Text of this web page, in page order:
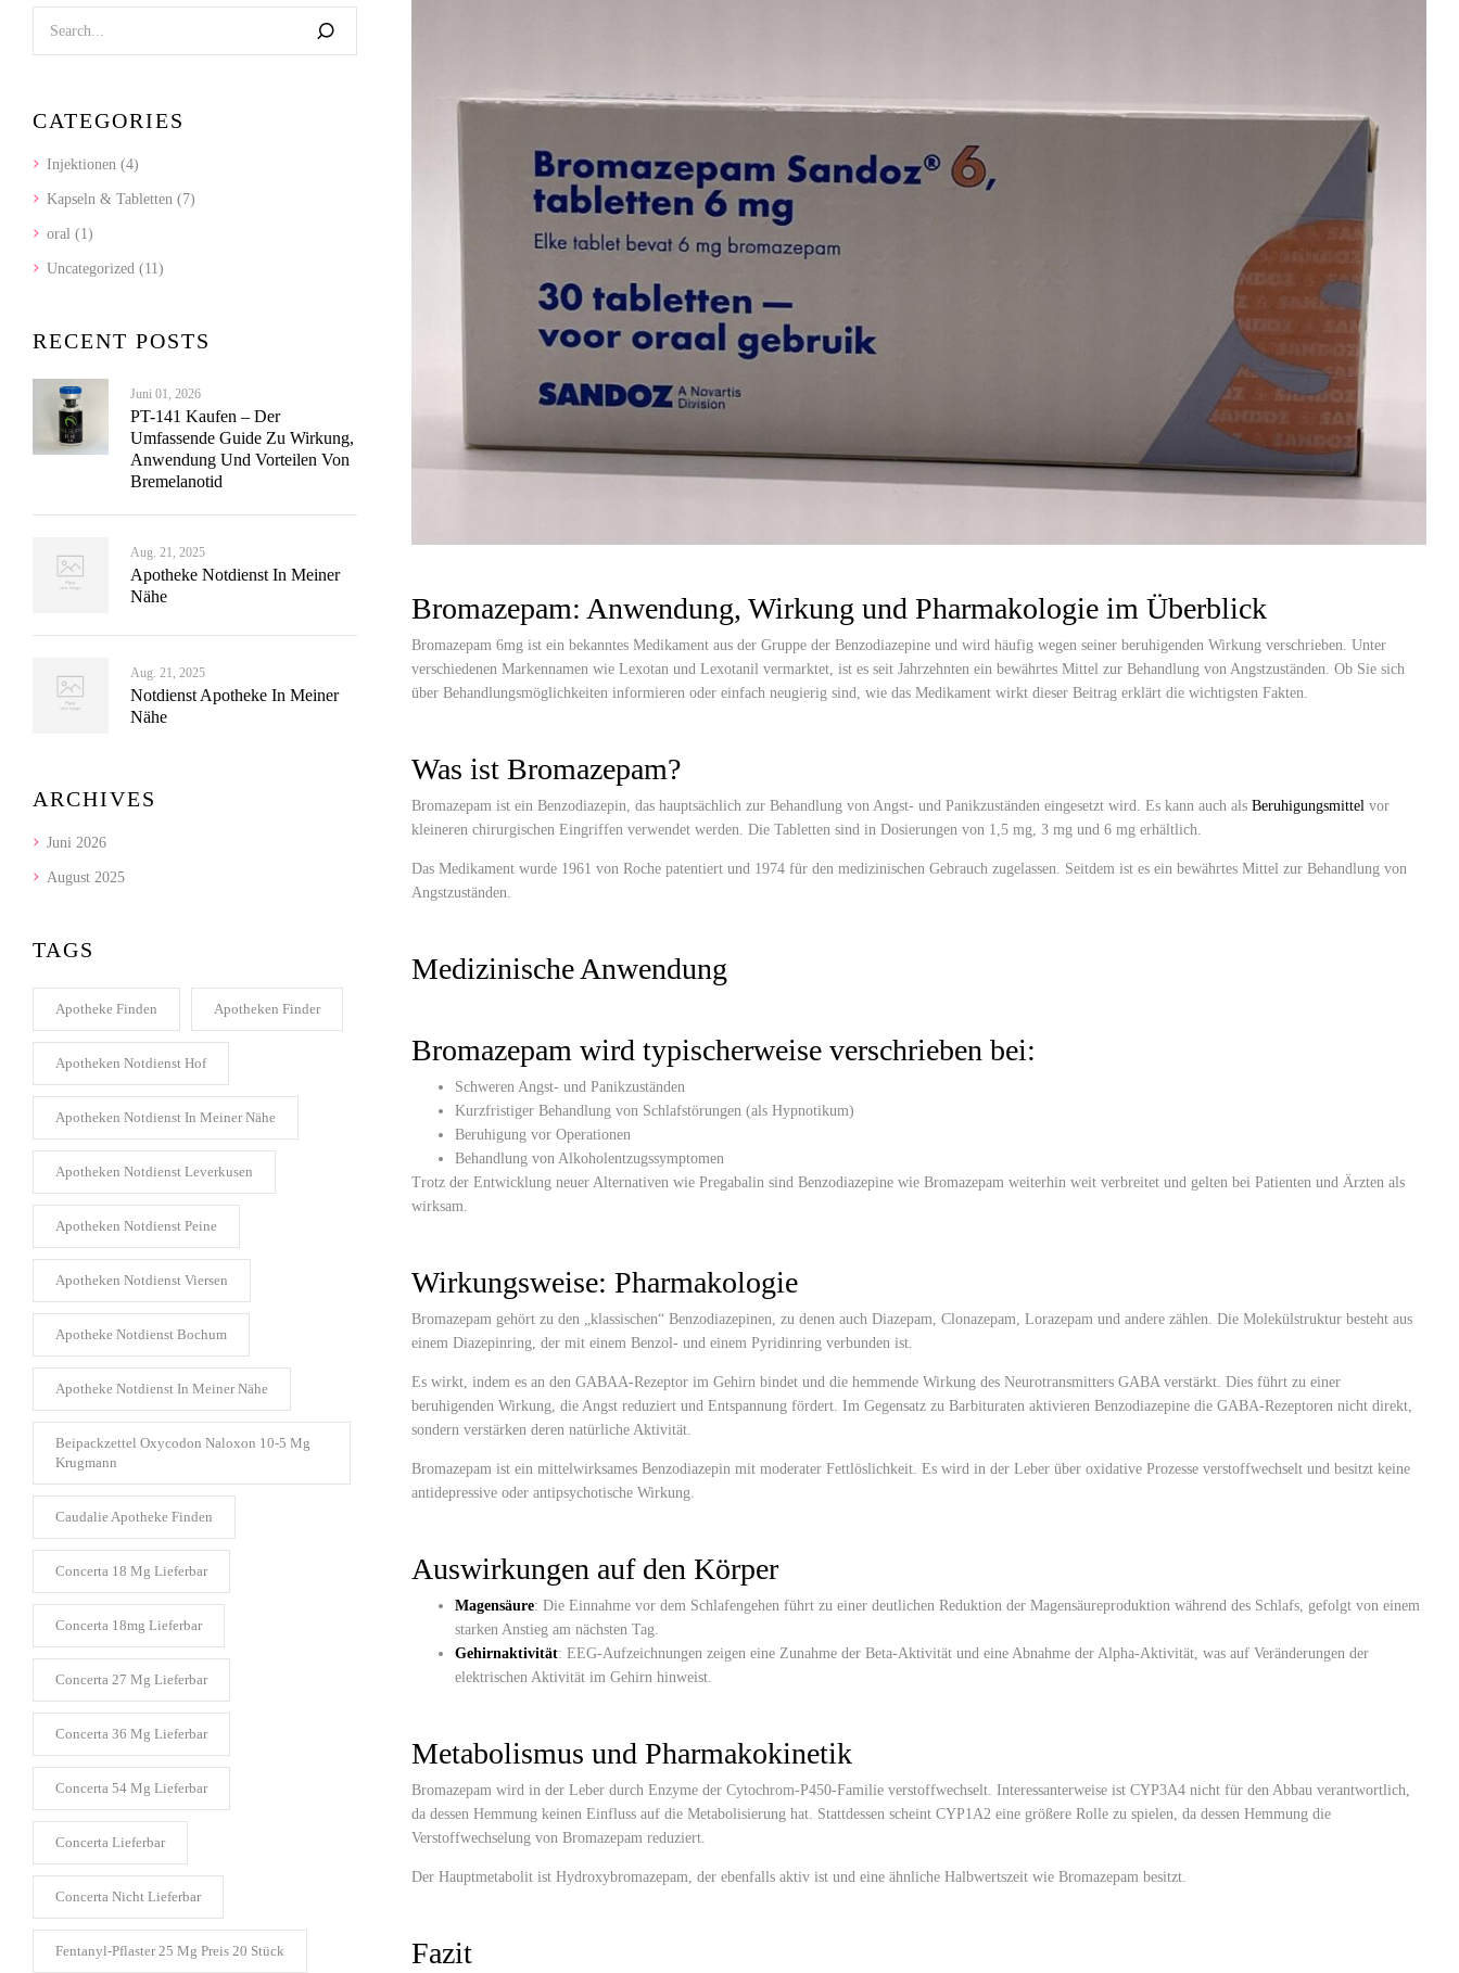
CATEGORIES
Injektionen (4)
Kapseln & Tabletten (7)
oral (1)
Uncategorized (11)
RECENT POSTS
Juni 01, 2026
PT-141 Kaufen – Der
Umfassende Guide Zu Wirkung,
Anwendung Und Vorteilen Von
Bremelanotid
Aug. 21, 2025
Apotheke Notdienst In Meiner
Nähe
Aug. 21, 2025
Notdienst Apotheke In Meiner
Nähe
ARCHIVES
Juni 2026
August 2025
TAGS
Apotheke Finden​ Apotheken Finder​
Apotheken Notdienst Hof​
Apotheken Notdienst In Meiner Nähe​
Apotheken Notdienst Leverkusen​
Apotheken Notdienst Peine​
Apotheken Notdienst Viersen​
Apotheke Notdienst Bochum​
Apotheke Notdienst In Meiner Nähe​
Beipackzettel Oxycodon Naloxon 10-5 Mg
Krugmann​
Caudalie Apotheke Finden​
Concerta 18 Mg Lieferbar​
Concerta 18mg Lieferbar​
Concerta 27 Mg Lieferbar​
Concerta 36 Mg Lieferbar​
Concerta 54 Mg Lieferbar​
Concerta Lieferbar​
Concerta Nicht Lieferbar​
Fentanyl-Pflaster 25 Mg Preis 20 Stück​
Bromazepam: Anwendung, Wirkung und Pharmakologie im Überblick
Bromazepam 6mg ist ein bekanntes Medikament aus der Gruppe der Benzodiazepine und wird häufig wegen seiner beruhigenden Wirkung verschrieben. Unter
verschiedenen Markennamen wie Lexotan und Lexotanil vermarktet, ist es seit Jahrzehnten ein bewährtes Mittel zur Behandlung von Angstzuständen. Ob Sie sich
über Behandlungsmöglichkeiten informieren oder einfach neugierig sind, wie das Medikament wirkt dieser Beitrag erklärt die wichtigsten Fakten.
Was ist Bromazepam?
Bromazepam ist ein Benzodiazepin, das hauptsächlich zur Behandlung von Angst- und Panikzuständen eingesetzt wird. Es kann auch als Beruhigungsmittel vor
kleineren chirurgischen Eingriffen verwendet werden. Die Tabletten sind in Dosierungen von 1,5 mg, 3 mg und 6 mg erhältlich.
Das Medikament wurde 1961 von Roche patentiert und 1974 für den medizinischen Gebrauch zugelassen. Seitdem ist es ein bewährtes Mittel zur Behandlung von
Angstzuständen.
Medizinische Anwendung
Bromazepam wird typischerweise verschrieben bei:
Schweren Angst- und Panikzuständen
Kurzfristiger Behandlung von Schlafstörungen (als Hypnotikum)
Beruhigung vor Operationen
Behandlung von Alkoholentzugssymptomen
Trotz der Entwicklung neuer Alternativen wie Pregabalin sind Benzodiazepine wie Bromazepam weiterhin weit verbreitet und gelten bei Patienten und Ärzten als
wirksam.
Wirkungsweise: Pharmakologie
Bromazepam gehört zu den „klassischen“ Benzodiazepinen, zu denen auch Diazepam, Clonazepam, Lorazepam und andere zählen. Die Molekülstruktur besteht aus
einem Diazepinring, der mit einem Benzol- und einem Pyridinring verbunden ist.
Es wirkt, indem es an den GABAA-Rezeptor im Gehirn bindet und die hemmende Wirkung des Neurotransmitters GABA verstärkt. Dies führt zu einer
beruhigenden Wirkung, die Angst reduziert und Entspannung fördert. Im Gegensatz zu Barbituraten aktivieren Benzodiazepine die GABA-Rezeptoren nicht direkt,
sondern verstärken deren natürliche Aktivität.
Bromazepam ist ein mittelwirksames Benzodiazepin mit moderater Fettlöslichkeit. Es wird in der Leber über oxidative Prozesse verstoffwechselt und besitzt keine
antidepressive oder antipsychotische Wirkung.
Auswirkungen auf den Körper
Magensäure: Die Einnahme vor dem Schlafengehen führt zu einer deutlichen Reduktion der Magensäureproduktion während des Schlafs, gefolgt von einem
starken Anstieg am nächsten Tag.
Gehirnaktivität: EEG-Aufzeichnungen zeigen eine Zunahme der Beta-Aktivität und eine Abnahme der Alpha-Aktivität, was auf Veränderungen der
elektrischen Aktivität im Gehirn hinweist.
Metabolismus und Pharmakokinetik
Bromazepam wird in der Leber durch Enzyme der Cytochrom-P450-Familie verstoffwechselt. Interessanterweise ist CYP3A4 nicht für den Abbau verantwortlich,
da dessen Hemmung keinen Einfluss auf die Metabolisierung hat. Stattdessen scheint CYP1A2 eine größere Rolle zu spielen, da dessen Hemmung die
Verstoffwechselung von Bromazepam reduziert.
Der Hauptmetabolit ist Hydroxybromazepam, der ebenfalls aktiv ist und eine ähnliche Halbwertszeit wie Bromazepam besitzt.
Fazit